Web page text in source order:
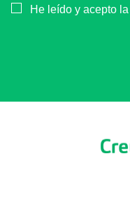
Consentimiento
He leído y acepto la